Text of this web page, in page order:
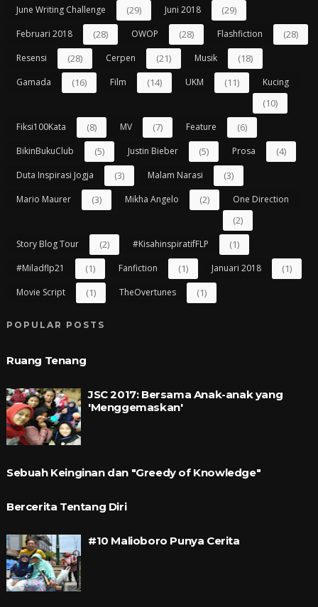
June Writing Challenge (29) Juni 2018 (29)
Februari 2018 (28) OWOP (28) Flashfiction (28)
Resensi (28) Cerpen (21) Musik (18)
Gamada (16) Film (14) UKM (11) Kucing
(10)
Fiksi100Kata (8) MV (7) Feature (6)
BikinBukuClub (5) Justin Bieber (5) Prosa (4)
Duta Inspirasi Jogja (3) Malam Narasi (3)
Mario Maurer (3) Mikha Angelo (2) One Direction
(2)
Story Blog Tour (2) #kisahinspiratifFLP (1)
#miladflp21 (1) Fanfiction (1) Januari 2018 (1)
Movie Script (1) TheOvertunes (1)
POPULAR POSTS
Ruang Tenang
JSC 2017: Bersama Anak-anak yang
'Menggemaskan'
Sebuah Keinginan dan "Greedy of Knowledge"
Bercerita Tentang Diri
#10 Malioboro Punya Cerita